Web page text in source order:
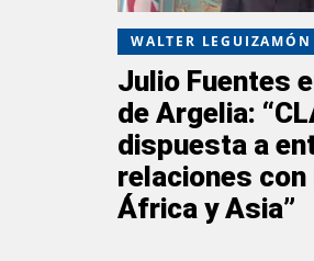
WALTER LEGUIZAMÓN
Julio Fuentes
de Argelia:
dispuesta a
relaciones
África y Asia”